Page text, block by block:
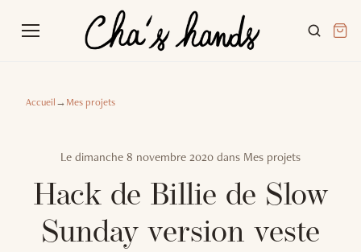
Accueil→Mes projets
Le dimanche 8 novembre 2020 dans Mes projets
Hack de Billie de Slow
Sunday version veste